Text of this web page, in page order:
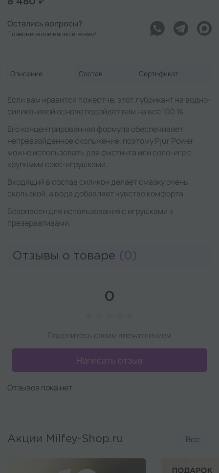
Остались вопросы?
Позвоните или напишите нам!
Описание Состав Сертификат
Если вам нравится пожестче, этот лубрикант на водно-
силиконовой основе подойдёт вам на все 100 %.
Его концентрированная формула обеспечивает
непревзойденное скольжение, поэтому Pjur Power
можно использовать для фистинга или соло-игр с
крупными секс-игрушками.
Входящий в состав силикон делает смазку очень
скользкой, а вода добавляет чувство комфорта.
Безопасен для использования с игрушками и
презервативами.
Отзывы о товаре (0)
0
Поделитесь своим впечатлением
Написать отзыв
Отзывов пока нет
Акции Milfey-Shop.ru Все